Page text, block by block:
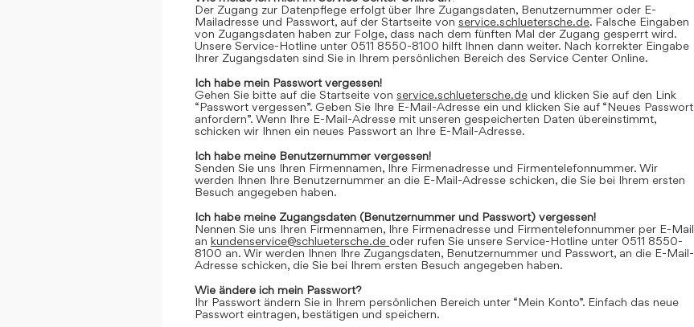
Der Zugang zur Datenpflege erfolgt über Ihre Zugangsdaten, Benutzernummer oder E-
Mailadresse und Passwort, auf der Startseite von service.schluetersche.de. Falsche Eingaben
von Zugangsdaten haben zur Folge, dass nach dem fünften Mal der Zugang gesperrt wird.
Unsere Service-Hotline unter 0511 8550-8100 hilft Ihnen dann weiter. Nach korrekter Eingabe
Ihrer Zugangsdaten sind Sie in Ihrem persönlichen Bereich des Service Center Online.
Ich habe mein Passwort vergessen!
Gehen Sie bitte auf die Startseite von service.schluetersche.de und klicken Sie auf den Link
“Passwort vergessen”. Geben Sie Ihre E-Mail-Adresse ein und klicken Sie auf “Neues Passwort
anfordern”. Wenn Ihre E-Mail-Adresse mit unseren gespeicherten Daten übereinstimmt,
schicken wir Ihnen ein neues Passwort an Ihre E-Mail-Adresse.
Ich habe meine Benutzernummer vergessen!
Senden Sie uns Ihren Firmennamen, Ihre Firmenadresse und Firmentelefonnummer. Wir
werden Ihnen Ihre Benutzernummer an die E-Mail-Adresse schicken, die Sie bei Ihrem ersten
Besuch angegeben haben.
Ich habe meine Zugangsdaten (Benutzernummer und Passwort) vergessen!
Nennen Sie uns Ihren Firmennamen, Ihre Firmenadresse und Firmentelefonnummer per E-Mail
an kundenservice@schluetersche.de oder rufen Sie unsere Service-Hotline unter 0511 8550-
8100 an. Wir werden Ihnen Ihre Zugangsdaten, Benutzernummer und Passwort, an die E-Mail-
Adresse schicken, die Sie bei Ihrem ersten Besuch angegeben haben.
Wie ändere ich mein Passwort?
Ihr Passwort ändern Sie in Ihrem persönlichen Bereich unter “Mein Konto”. Einfach das neue
Passwort eintragen, bestätigen und speichern.